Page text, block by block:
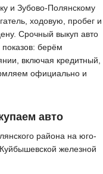
и Зубово-Полянскому
ходовую, пробег и
Срочный выкуп авто
берём
включая кредитный,
официально и
авто
района на юго-
железной